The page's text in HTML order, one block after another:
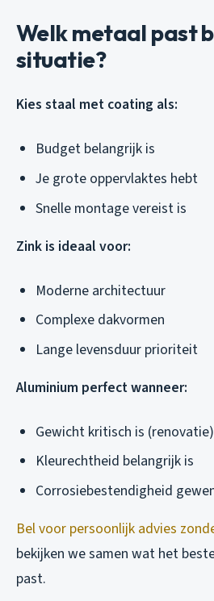
Welk metaal past
situatie?
Kies staal met coating als:
Budget belangrijk is
Je grote oppervlaktes hebt
Snelle montage vereist is
Zink is ideaal voor:
Moderne architectuur
Complexe dakvormen
Lange levensduur prioriteit
Aluminium perfect wanneer:
Gewicht kritisch is (renovatie)
Kleurechtheid belangrijk is
Corrosiebestendigheid
Bel voor persoonlijk advies
bekijken we samen wat het
past.